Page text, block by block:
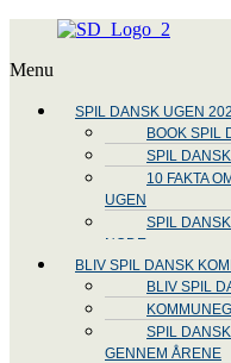
Menu
SPIL DANSK UGEN
BOOK SPIL
SPIL
10 FAKTA
UGEN
SPIL
NODE
BLIV SPIL DANSK
BLIV SPIL
SPIL
GENNEM ÅRENE